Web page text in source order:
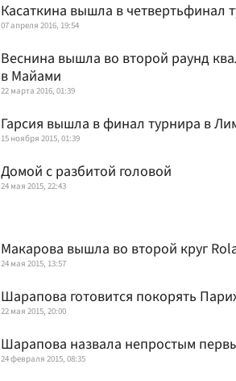
Касаткина вышла в четвертьфинал
07 апреля 2016, 19:54
Веснина вышла во второй раунд
в Майами
22 марта 2016, 01:39
Гарсия вышла в финал турнира в
15 ноября 2015, 01:39
Домой с разбитой головой
24 мая 2015, 22:43
Макарова вышла во второй круг
24 мая 2015, 13:57
Шарапова готовится покорять
22 мая 2015, 20:00
Шарапова назвала непростым
24 февраля 2015, 08:35